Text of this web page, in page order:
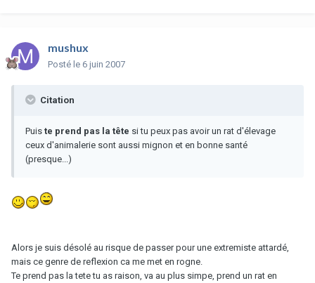
mushux
Posté le 6 juin 2007
Citation
Puis te prend pas la tête si tu peux pas avoir un rat d'élevage
ceux d'animalerie sont aussi mignon et en bonne santé
(presque...)
Alors je suis désolé au risque de passer pour une extremiste attardé,
mais ce genre de reflexion ca me met en rogne.
Te prend pas la tete tu as raison, va au plus simpe, prend un rat en